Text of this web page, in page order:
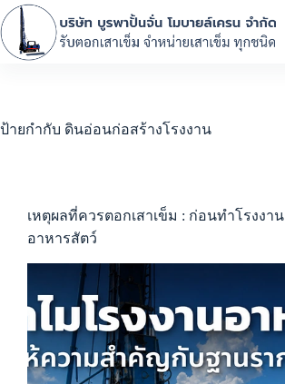
ป้ายกำกับ ดินอ่อนก่อสร้างโรงงาน
เหตุผลที่ควรตอกเสาเข็ม : ก่อนทำโรงงาน
อาหารสัตว์